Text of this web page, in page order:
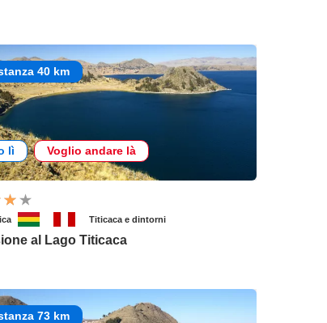
40 km
lì Voglio andare là
Titicaca e dintorni
al Lago Titicaca
73 km